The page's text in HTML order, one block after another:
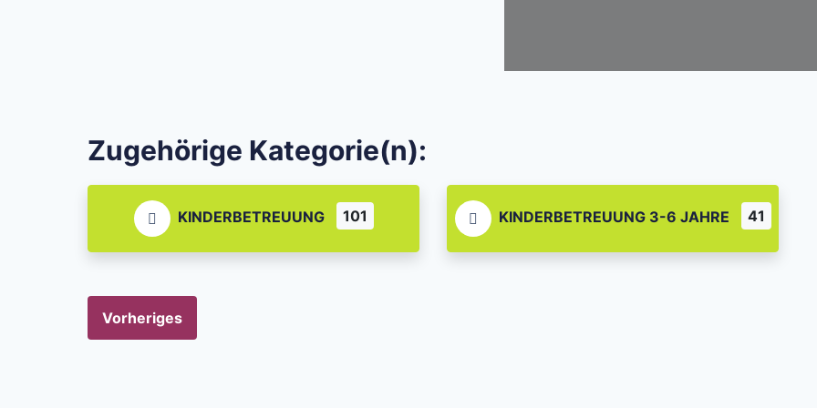
Zugehörige Kategorie(n):
KINDERBETREUUNG 101 KINDERBETREUUNG 3-6 JAHRE 41
Vorheriges